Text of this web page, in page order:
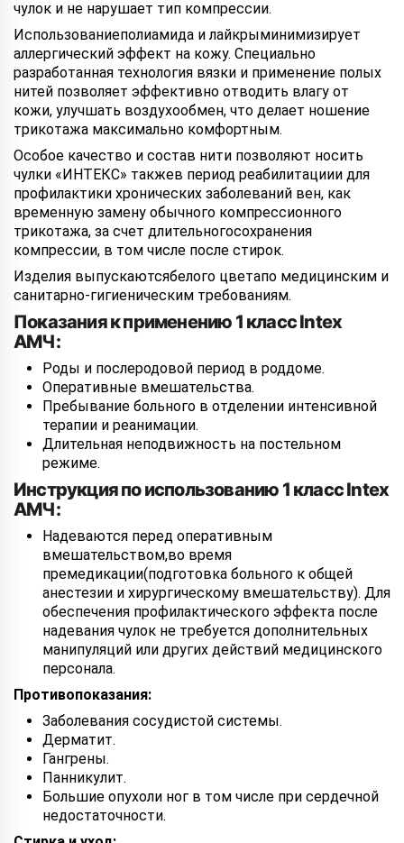
чулок и не нарушает тип компрессии.
Использованиеполиамида и лайкрыминимизирует
аллергический эффект на кожу. Специально
разработанная технология вязки и применение полых
нитей позволяет эффективно отводить влагу от
кожи, улучшать воздухообмен, что делает ношение
трикотажа максимально комфортным.
Особое качество и состав нити позволяют носить
чулки «ИНТЕКС» такжев период реабилитациии для
профилактики хронических заболеваний вен, как
временную замену обычного компрессионного
трикотажа, за счет длительногосохранения
компрессии, в том числе после стирок.
Изделия выпускаютсябелого цветапо медицинским и
санитарно-гигиеническим требованиям.
Показания к применению 1 класс Intex
АМЧ:
Роды и послеродовой период в роддоме.
Оперативные вмешательства.
Пребывание больного в отделении интенсивной
терапии и реанимации.
Длительная неподвижность на постельном
режиме.
Инструкция по использованию 1 класс Intex
АМЧ:
Надеваются перед оперативным
вмешательством,во время
премедикации(подготовка больного к общей
анестезии и хирургическому вмешательству). Для
обеспечения профилактического эффекта после
надевания чулок не требуется дополнительных
манипуляций или других действий медицинского
персонала.
Противопоказания:
Заболевания сосудистой системы.
Дерматит.
Гангрены.
Панникулит.
Большие опухоли ног в том числе при сердечной
недостаточности.